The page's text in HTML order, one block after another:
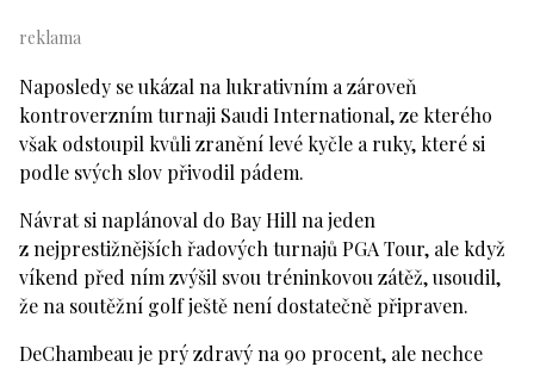
Naposledy se ukázal na lukrativním a zároveň
kontroverzním turnaji Saudi International, ze kterého
však odstoupil kvůli zranění levé kyčle a ruky, které si
podle svých slov přivodil pádem.
Návrat si naplánoval do Bay Hill na jeden
z nejprestižnějších řadových turnajů PGA Tour, ale když
víkend před ním zvýšil svou tréninkovou zátěž, usoudil,
že na soutěžní golf ještě není dostatečně připraven.
DeChambeau je prý zdravý na 90 procent, ale nechce